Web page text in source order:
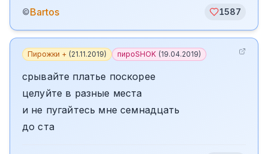
©Bartos 1587
Пирожки + (21.11.2019) пироSHOK (19.04.2019)
срывайте платье поскорее
целуйте в разные места
и не пугайтесь мне семнадцать
до ста